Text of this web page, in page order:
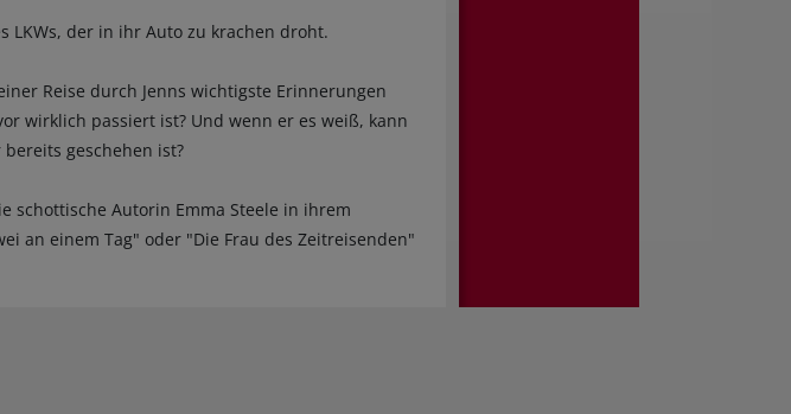
LKWs, der in ihr Auto zu krachen droht.
Reise durch Jenns wichtigste Erinnerungen
wirklich passiert ist? Und wenn er es weiß, kann
geschehen ist?
schottische Autorin Emma Steele in ihrem
an einem Tag" oder "Die Frau des Zeitreisenden"